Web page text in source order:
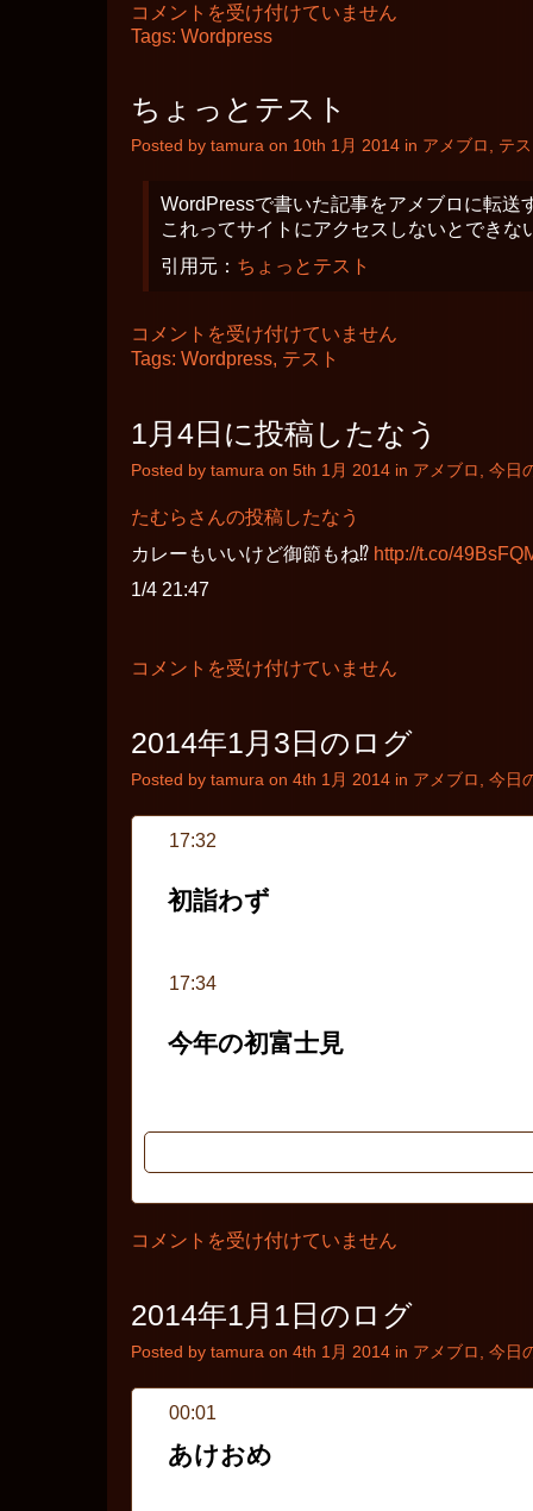
ア
メ
連
携
試
コメントを受け付けていません
Tags: Wordpress
ちょっとテスト
Posted by tamura on 10th 1月 2014 in アメブロ テ
WordPressで書いた記事をアメブロに転送
これってサイトにアクセスしないとできな
引用元： ちょっとテスト
ち
ょ
ス
は
コメントを受け付けていません
Tags: Wordpress, テスト
1月4日に投稿したなう
Posted by tamura on 5th 1月 2014 in アメブロ 今日
たむらさんの投稿したなう
カレーもいいけど御節もね⁉︎ http://t.co/
1/4 21:47
1
に
稿
た
コメントを受け付けていません
2014年1月3日のログ
Posted by tamura on 4th 1月 2014 in アメブロ 今日
17:32
初詣わず
17:34
今年の初富士見
2014
3
日
の
グ
コメントを受け付けていません
2014年1月1日のログ
Posted by tamura on 4th 1月 2014 in アメブロ 今日
00:01
あけおめ